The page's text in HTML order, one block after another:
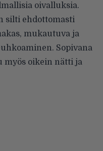
oivalluksia.
silti ehdottomasti
mukautuva ja
Sopivana
myös oikein nätti ja